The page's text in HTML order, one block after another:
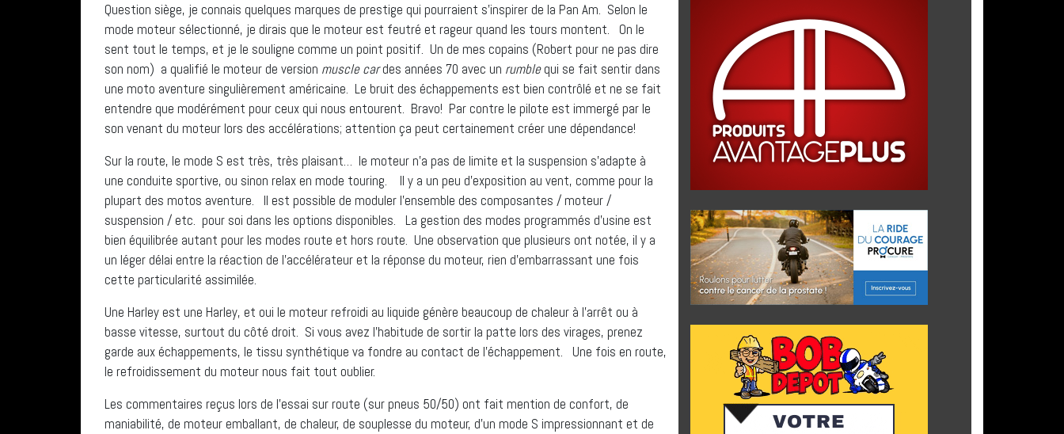
Question siège, je connais quelques marques de prestige qui pourraient s’inspirer de la Pan Am. Selon le
mode moteur sélectionné, je dirais que le moteur est feutré et rageur quand les tours montent. On le
sent tout le temps, et je le souligne comme un point positif. Un de mes copains (Robert pour ne pas dire
son nom) a qualifié le moteur de version muscle cardes années 70 avec un rumblequi se fait sentir dans
une moto aventure singulièrement américaine. Le bruit des échappements est bien contrôlé et ne se fait
entendre que modérément pour ceux qui nous entourent. Bravo! Par contre le pilote est immergé par le
son venant du moteur lors des accélérations; attention ça peut certainement créer une dépendance!
Sur la route, le mode S est très, très plaisant… le moteur n’a pas de limite et la suspension s’adapte à
une conduite sportive, ou sinon relax en mode touring. Il y a un peu d’exposition au vent, comme pour la
plupart des motos aventure. Il est possible de moduler l’ensemble des composantes / moteur /
suspension / etc. pour soi dans les options disponibles. La gestion des modes programmés d’usine est
bien équilibrée autant pour les modes route et hors route. Une observation que plusieurs ont notée, il y a
un léger délai entre la réaction de l’accélérateur et la réponse du moteur, rien d’embarrassant une fois
cette particularité assimilée.
Une Harley est une Harley, et oui le moteur refroidi au liquide génère beaucoup de chaleur à l’arrêt ou à
basse vitesse, surtout du côté droit. Si vous avez l’habitude de sortir la patte lors des virages, prenez
garde aux échappements, le tissu synthétique va fondre au contact de l’échappement. Une fois en route,
le refroidissement du moteur nous fait tout oublier.
Les commentaires reçus lors de l’essai sur route (sur pneus 50/50) ont fait mention de confort, de
maniabilité, de moteur emballant, de chaleur, de souplesse du moteur, d’un mode S impressionnant et de